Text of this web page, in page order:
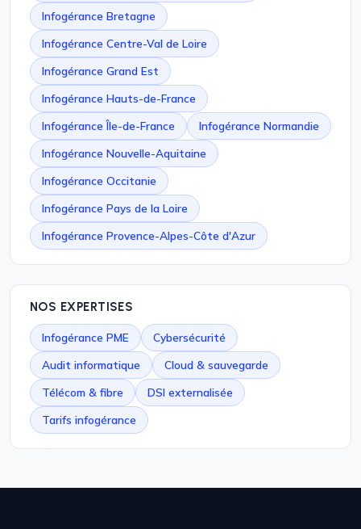
Infogérance Bretagne
Infogérance Centre-Val de Loire
Infogérance Grand Est
Infogérance Hauts-de-France
Infogérance Île-de-France
Infogérance Normandie
Infogérance Nouvelle-Aquitaine
Infogérance Occitanie
Infogérance Pays de la Loire
Infogérance Provence-Alpes-Côte d'Azur
NOS EXPERTISES
Infogérance PME
Cybersécurité
Audit informatique
Cloud & sauvegarde
Télécom & fibre
DSI externalisée
Tarifs infogérance